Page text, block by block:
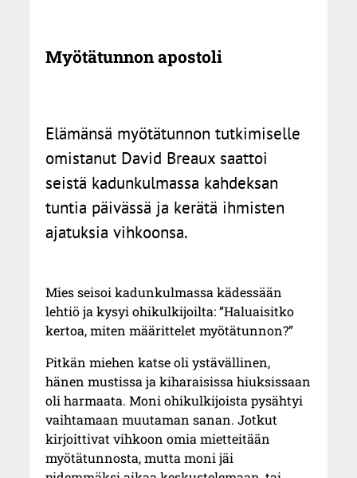
Myötätunnon apostoli
Elämänsä myötätunnon tutkimiselle
omistanut David Breaux saattoi
seistä kadunkulmassa kahdeksan
tuntia päivässä ja kerätä ihmisten
ajatuksia vihkoonsa.
Mies seisoi kadunkulmassa kädessään
lehtiö ja kysyi ohikulkijoilta: ”Haluaisitko
kertoa, miten määrittelet myötätunnon?”
Pitkän miehen katse oli ystävällinen,
hänen mustissa ja kiharaisissa hiuksissaan
oli harmaata. Moni ohikulkijoista pysähtyi
vaihtamaan muutaman sanan. Jotkut
kirjoittivat vihkoon omia mietteitään
myötätunnosta, mutta moni jäi